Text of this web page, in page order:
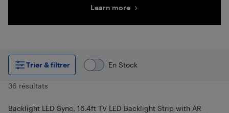
Learn more
Trier & filtrer En Stock
36 résultats
Backlight LED Sync, 16.4ft TV LED Backlight Strip with AR